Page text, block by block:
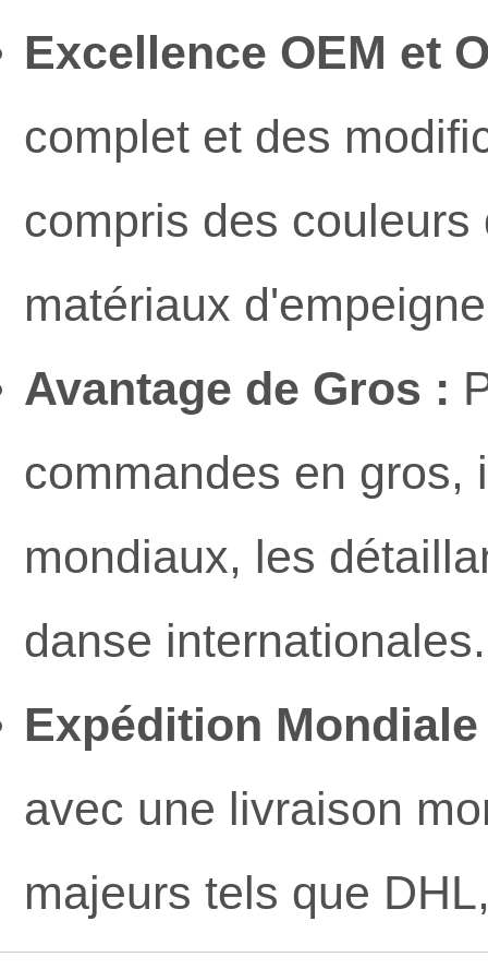
Excellence OEM et
complet et des
compris des
matériaux
Avantage de Gros :
commandes en gros,
mondiaux, les
danse internationales.
Expédition
avec une livraison
majeurs tels que